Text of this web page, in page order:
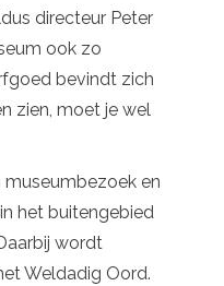
directeur Peter
ook zo
bevindt zich
zien, moet je wel
museumbezoek en
het buitengebied
wordt
Weldadig Oord.